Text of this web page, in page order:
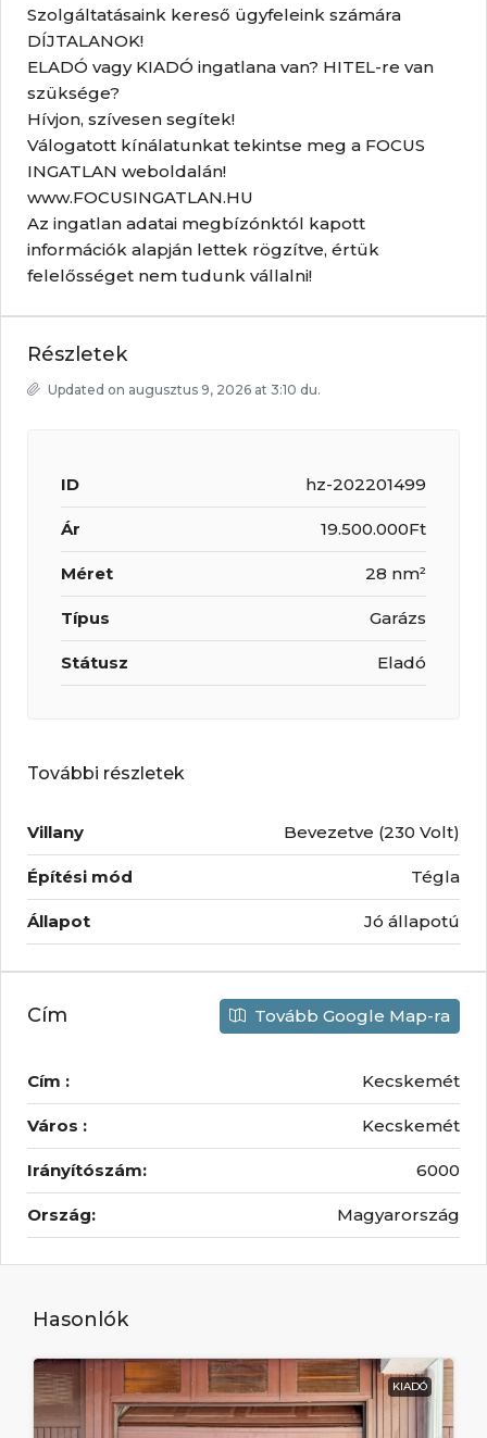
Szolgáltatásaink kereső ügyfeleink számára
DÍJTALANOK!
ELADÓ vagy KIADÓ ingatlana van? HITEL-re van
szüksége?
Hívjon, szívesen segítek!
Válogatott kínálatunkat tekintse meg a FOCUS
INGATLAN weboldalán!
www.FOCUSINGATLAN.HU
Az ingatlan adatai megbízónktól kapott
információk alapján lettek rögzítve, értük
felelősséget nem tudunk vállalni!
Részletek
Updated on augusztus 9, 2026 at 3:10 du.
ID hz-202201499
Ár 19.500.000Ft
Méret 28 nm²
Típus Garázs
Státusz Eladó
További részletek
Villany Bevezetve (230 Volt)
Építési mód Tégla
Állapot Jó állapotú
Cím Tovább Google Map-ra
Cím : Kecskemét
Város : Kecskemét
Irányítószám: 6000
Ország: Magyarország
Hasonlók
KIADÓ